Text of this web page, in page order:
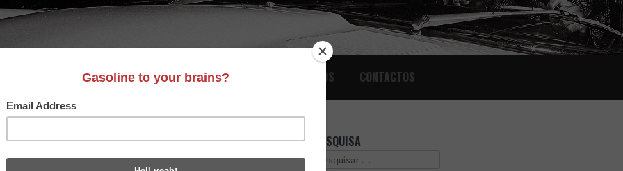
LIFESTYLE VIDEO MOTORES BONS AMIGOS CONTACTOS
PESQUISA
Search